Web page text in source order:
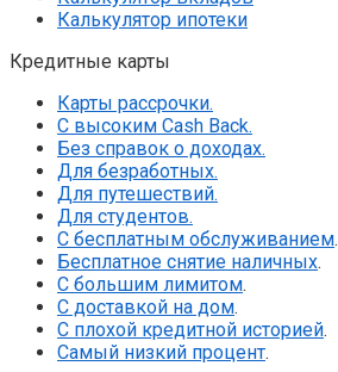
Калькулятор ипотеки
Кредитные карты
Карты рассрочки.
С высоким Cash Back.
Без справок о доходах.
Для безработных.
Для путешествий.
Для студентов.
С бесплатным обслуживанием.
Бесплатное снятие наличных.
С большим лимитом.
С доставкой на дом.
С плохой кредитной историей.
Самый низкий процент.